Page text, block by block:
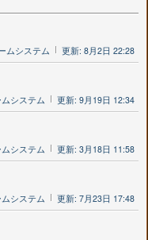
ムシステム 更新: 8月2日 22:28
システム 更新: 9月19日 12:34
システム 更新: 3月18日 11:58
システム 更新: 7月23日 17:48